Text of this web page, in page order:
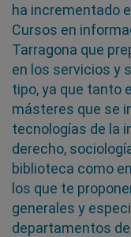
ha incrementado
Cursos en
Tarragona que
en los servicios y
tipo, ya que tanto
másteres que se
tecnologías de la
derecho,
biblioteca como
los que te
generales y
departamentos